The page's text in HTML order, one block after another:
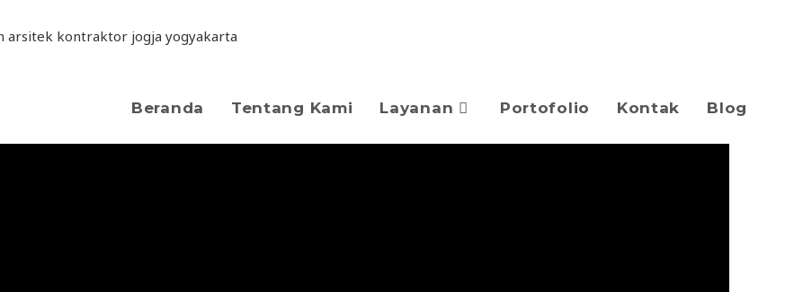
Beranda Tentang Kami Layanan Portofolio Kontak Blog
Ulasannya